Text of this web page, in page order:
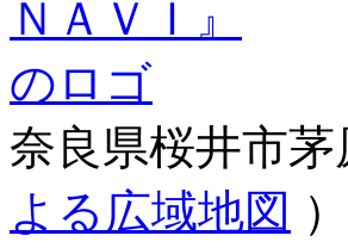
奈良県桜井市
よる広域地図 ）